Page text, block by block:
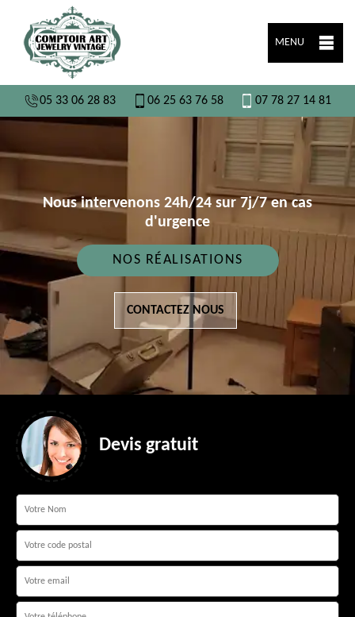
MENU
05 33 06 28 83 06 25 63 76 58 07 78 27 14 81
Nous intervenons 24h/24 sur 7j/7 en cas
d'urgence
NOS RÉALISATIONS
CONTACTEZ NOUS
Devis gratuit